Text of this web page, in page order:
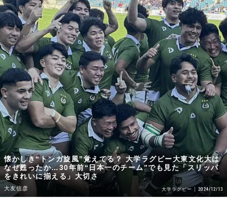
懐かしき“トンガ旋風”覚えてる？ 大学ラグビー大東文化大は
なぜ甦ったか…30年前“日本一のチーム”でも見た「スリッパ
をきれいに揃える」大切さ
大友信彦 大学ラグビー 2024/12/13